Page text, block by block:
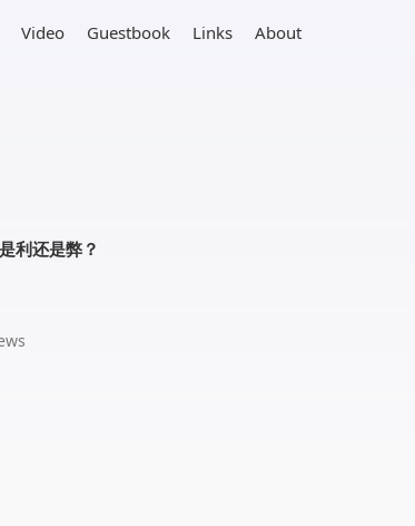
Video Guestbook Links About
利还是弊？